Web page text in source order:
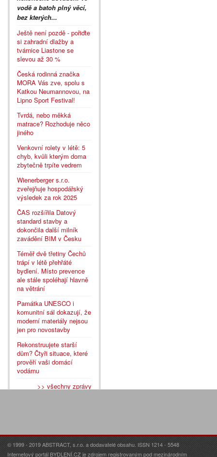
vodě a batoh plný věcí,
bez kterých...
Ještě není pozdě - pořiďte
si zahradní dlažby a
tvárnice Liastone se
slevou až 30 %
Česká rodinná značka
MORA Vás zve, spolu s
Katkou Neumannovou, na
Lipno Sport Festival!
Tvrdá, nebo měkká
matrace? Rozhoduje něco
jiného
Venkovní rolety v létě: 5
chyb, kvůli kterým doma
zbytečně trpíte vedrem
Wienerberger s.r.o.
zveřejňuje hospodářský
výsledek za rok 2025
ČAS rozšířila Datový
standard stavby a
dokončila další milník
zavádění BIM v Česku
Téměř dvě třetiny Čechů
trápí v létě přehřáté
bydlení. Místo prevence
ale stále spoléhají hlavně
na větrání
Památka UNESCO i
komunitní sál dokazují, že
moderní materiály nejsou
jen pro novostavby
Rekonstruujete starší
dům? Čtyři situace, které
prověří vaši domácí
vodárnu
>> všechny zprávy
© 1999 - 2019 ABSTRACT, s.r.o. a dodavatelé obsahu. ISSN 1214 - 5548
Internetový portál BYDLENÍ.CZ je zdrojem registrovaným pod mezinárodním